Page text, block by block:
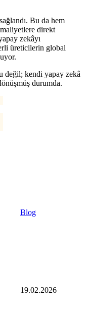
Bu da hem
direkt
zekâyı
üreticilerin global
değil; kendi yapay zekâ
durumda.
Blog
19.02.2026